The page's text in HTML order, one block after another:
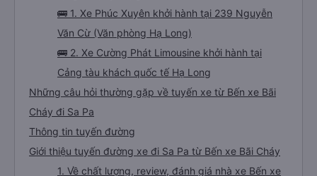
🚌 1. Xe Phúc Xuyên khởi hành tại 239 Nguyễn
Văn Cừ (Văn phòng Hạ Long)
🚌 2. Xe Cường Phát Limousine khởi hành tại
Cảng tàu khách quốc tế Hạ Long
Những câu hỏi thường gặp về tuyến xe từ Bến xe Bãi
Cháy đi Sa Pa
Thông tin tuyến đường
Giới thiệu tuyến đường xe đi Sa Pa từ Bến xe Bãi Cháy
1. Về chất lượng, review, đánh giá nhà xe Bến xe